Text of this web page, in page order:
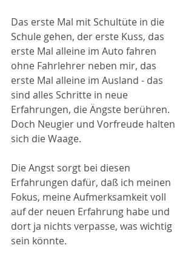
Das erste Mal mit Schultüte in die
Schule gehen, der erste Kuss, das
erste Mal alleine im Auto fahren
ohne Fahrlehrer neben mir, das
erste Mal alleine im Ausland - das
sind alles Schritte in neue
Erfahrungen, die Ängste berühren.
Doch Neugier und Vorfreude halten
sich die Waage.
Die Angst sorgt bei diesen
Erfahrungen dafür, daß ich meinen
Fokus, meine Aufmerksamkeit voll
auf der neuen Erfahrung habe und
dort ja nichts verpasse, was wichtig
sein könnte.